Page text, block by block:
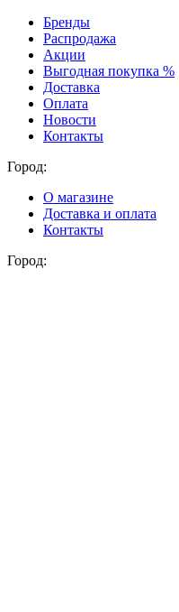
Бренды
Распродажа
Акции
Выгодная покупка %
Доставка
Оплата
Новости
Контакты
Город:
О магазине
Доставка и оплата
Контакты
Город: